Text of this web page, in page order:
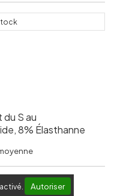
S au
8% Élasthanne
Autoriser